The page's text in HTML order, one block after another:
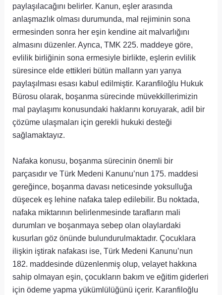
paylaşılacağını belirler. Kanun, eşler arasında
anlaşmazlık olması durumunda, mal rejiminin sona
ermesinden sonra her eşin kendine ait malvarlığını
almasını düzenler. Ayrıca, TMK 225. maddeye göre,
evlilik birliğinin sona ermesiyle birlikte, eşlerin evlilik
süresince elde ettikleri bütün malların yarı yarıya
paylaşılması esası kabul edilmiştir. Karanfiloğlu Hukuk
Bürosu olarak, boşanma sürecinde müvekkillerimizin
mal paylaşımı konusundaki haklarını koruyarak, adil bir
çözüme ulaşmaları için gerekli hukuki desteği
sağlamaktayız.
Nafaka konusu, boşanma sürecinin önemli bir
parçasıdır ve Türk Medeni Kanunu’nun 175. maddesi
gereğince, boşanma davası neticesinde yoksulluğa
düşecek eş lehine nafaka talep edilebilir. Bu noktada,
nafaka miktarının belirlenmesinde tarafların mali
durumları ve boşanmaya sebep olan olaylardaki
kusurları göz önünde bulundurulmaktadır. Çocuklara
ilişkin iştirak nafakası ise, Türk Medeni Kanunu’nun
182. maddesinde düzenlenmiş olup, velayet hakkına
sahip olmayan eşin, çocukların bakım ve eğitim giderleri
için ödeme yapma yükümlülüğünü içerir. Karanfiloğlu